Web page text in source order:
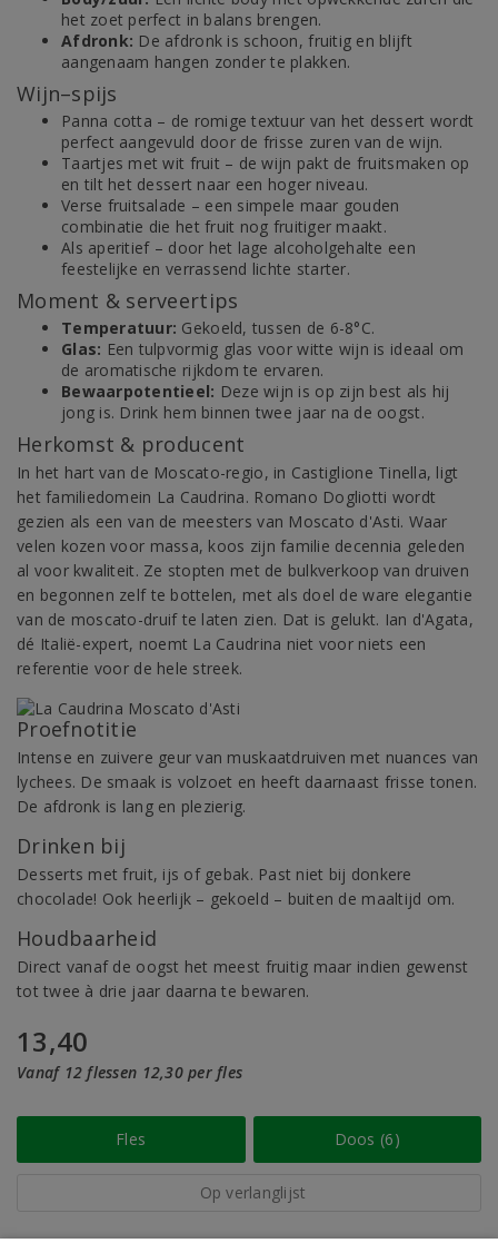
het zoet perfect in balans brengen.
Afdronk: De afdronk is schoon, fruitig en blijft
aangenaam hangen zonder te plakken.
Wijn–spijs
Panna cotta – de romige textuur van het dessert wordt
perfect aangevuld door de frisse zuren van de wijn.
Taartjes met wit fruit – de wijn pakt de fruitsmaken op
en tilt het dessert naar een hoger niveau.
Verse fruitsalade – een simpele maar gouden
combinatie die het fruit nog fruitiger maakt.
Als aperitief – door het lage alcoholgehalte een
feestelijke en verrassend lichte starter.
Moment & serveertips
Temperatuur: Gekoeld, tussen de 6-8°C.
Glas: Een tulpvormig glas voor witte wijn is ideaal om
de aromatische rijkdom te ervaren.
Bewaarpotentieel: Deze wijn is op zijn best als hij
jong is. Drink hem binnen twee jaar na de oogst.
Herkomst & producent
In het hart van de Moscato-regio, in Castiglione Tinella, ligt
het familiedomein La Caudrina. Romano Dogliotti wordt
gezien als een van de meesters van Moscato d'Asti. Waar
velen kozen voor massa, koos zijn familie decennia geleden
al voor kwaliteit. Ze stopten met de bulkverkoop van druiven
en begonnen zelf te bottelen, met als doel de ware elegantie
van de moscato-druif te laten zien. Dat is gelukt. Ian d'Agata,
dé Italië-expert, noemt La Caudrina niet voor niets een
referentie voor de hele streek.
Proefnotitie
Intense en zuivere geur van muskaatdruiven met nuances van
lychees. De smaak is volzoet en heeft daarnaast frisse tonen.
De afdronk is lang en plezierig.
Drinken bij
Desserts met fruit, ijs of gebak. Past niet bij donkere
chocolade! Ook heerlijk – gekoeld – buiten de maaltijd om.
Houdbaarheid
Direct vanaf de oogst het meest fruitig maar indien gewenst
tot twee à drie jaar daarna te bewaren.
13,40
Vanaf 12 flessen 12,30 per fles
Fles Doos (6)
Op verlanglijst